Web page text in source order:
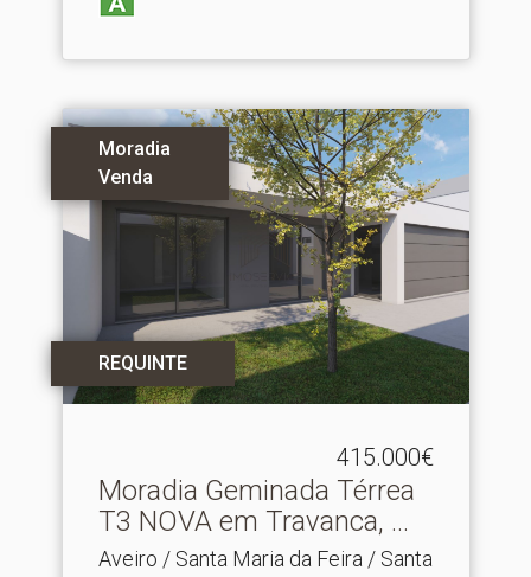
Moradia
Venda
REQUINTE
415.000€
Moradia Geminada Térrea
T3 NOVA em Travanca, .​..
Aveiro / Santa Maria da Feira / Santa